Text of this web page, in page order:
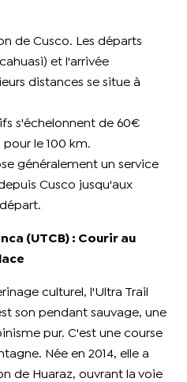
de Cusco. Les départs
et l'arrivée
distances se situe à
s'échelonnent de 60€
le 100 km.
généralement un service
Cusco jusqu'aux
(UTCB) : Courir au
culturel, l'Ultra Trail
son pendant sauvage, une
pur. C'est une course
Née en 2014, elle a
de Huaraz, ouvrant la voie